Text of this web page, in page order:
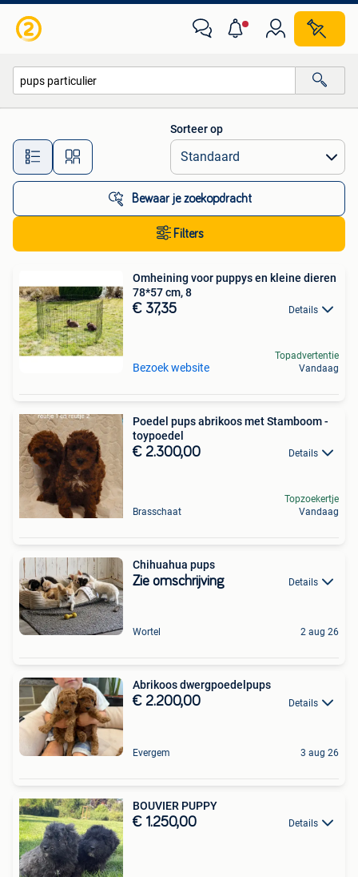
Alle afstanden…
Sorteer op
Bewaar je zoekopdracht
Filters
Omheining voor puppys en kleine dieren
78*57 cm, 8
€ 37,35 Details
Bezoek website
Topadvertentie
Vandaag
Poedel pups abrikoos met Stamboom -
toypoedel
€ 2.300,00 Details
Brasschaat
Topzoekertje
Vandaag
Chihuahua pups
Zie omschrijving Details
Wortel 2 aug 26
Abrikoos dwergpoedelpups
€ 2.200,00 Details
Evergem 3 aug 26
BOUVIER PUPPY
€ 1.250,00 Details